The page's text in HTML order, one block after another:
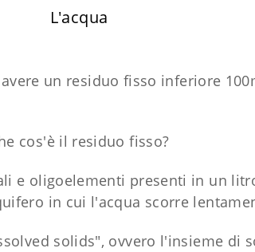
L'acqua
un residuo fisso inferiore
cos'è il residuo fisso?
e oligoelementi presenti in un
in cui l'acqua scorre
solids", ovvero l'insieme di